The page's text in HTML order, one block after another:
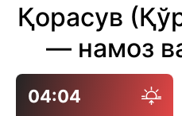
Қорасув
— намоз
04:04